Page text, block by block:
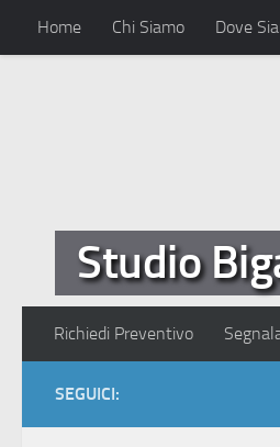
Home Chi Siamo Dove
Studio
Richiedi Preventivo
SEGUICI: